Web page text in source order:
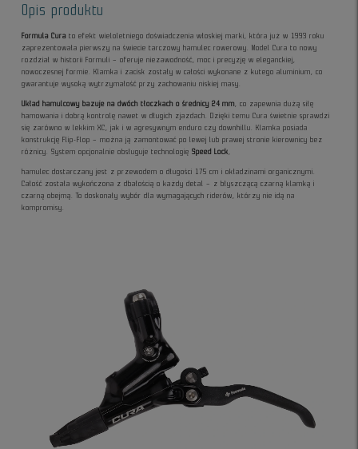
Opis produktu
Formula Cura to efekt wieloletniego doświadczenia włoskiej marki, która już w 1993 roku
zaprezentowała pierwszy na świecie tarczowy hamulec rowerowy. Model Cura to nowy
rozdział w historii Formuli – oferuje niezawodność, moc i precyzję w eleganckiej,
nowoczesnej formie. Klamka i zacisk zostały w całości wykonane z kutego aluminium, co
gwarantuje wysoką wytrzymałość przy zachowaniu niskiej masy.
Układ hamulcowy bazuje na dwóch tłoczkach o średnicy 24 mm
, co zapewnia dużą siłę
hamowania i dobrą kontrolę nawet w długich zjazdach. Dzięki temu Cura świetnie sprawdzi
się zarówno w lekkim XC, jak i w agresywnym enduro czy downhillu. Klamka posiada
konstrukcję Flip-Flop – można ją zamontować po lewej lub prawej stronie kierownicy bez
różnicy. System opcjonalnie obsługuje technologięSpeed Lock
hamulec dostarczany jest z przewodem o długości 175 cm i okładzinami organicznymi.
Całość została wykończona z dbałością o każdy detal – z błyszczącą czarną klamką i
czarną obejmą. To doskonały wybór dla wymagających riderów, którzy nie idą na
kompromisy.